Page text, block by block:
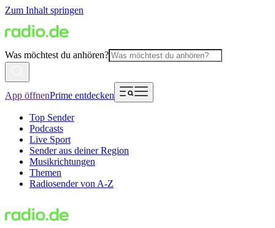
Zum Inhalt springen
Was möchtest du anhören?
App öffnenPrime entdecken
Top Sender
Podcasts
Live Sport
Sender aus deiner Region
Musikrichtungen
Themen
Radiosender von A-Z